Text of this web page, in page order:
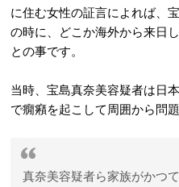
に住む女性の証言によれば、
の時に、どこか海外から来日
との事です。
当時、宝島真奈美容疑者は日
で癇癪を起こして周囲から問
真奈美容疑者ら家族がかつ